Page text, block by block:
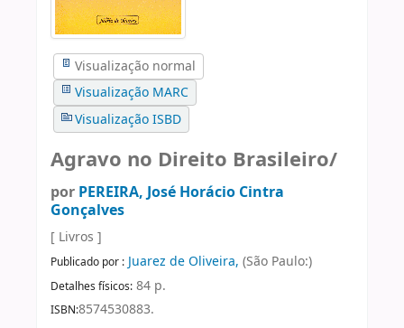
Visualização normal
Visualização MARC
Visualização ISBD
Agravo no Direito Brasileiro/
por PEREIRA, José Horácio Cintra
Gonçalves
[ Livros ]
Publicado por : Juarez de Oliveira, (São Paulo:)
Detalhes físicos: 84 p.
ISBN:8574530883.